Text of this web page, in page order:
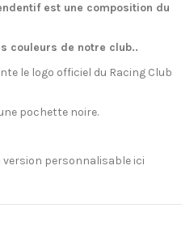
est une composition du
couleurs de notre club..
le logo officiel du Racing Club
pochette noire.
version personnalisable ici